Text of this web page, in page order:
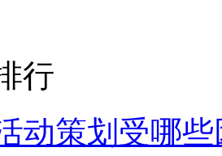
行
动策划受哪